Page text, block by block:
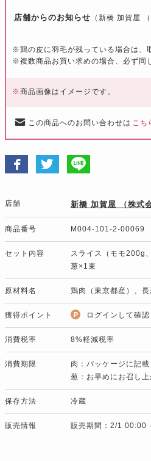
店舗からのお知らせ （新橋 加賀屋
※鶏の皮に羽毛が残っている場合は、
※複数商品お買い求めの場合、必ず同
※商品画像はイメージです。
この商品へのお問い合わせは こち
店舗 新橋 加賀屋 （株式
商品番号 M004-101-2-00069
セット内容
スライス（モモ200g
葱×1束
原材料名 鶏肉（東京都産）、長
獲得ポイント ログインして確認
消費税率 8%軽減税率
消費期限
肉：パッケージに記
葱：お早めにお召し上
保存方法 冷蔵
販売情報 販売期間：2/1 00:00